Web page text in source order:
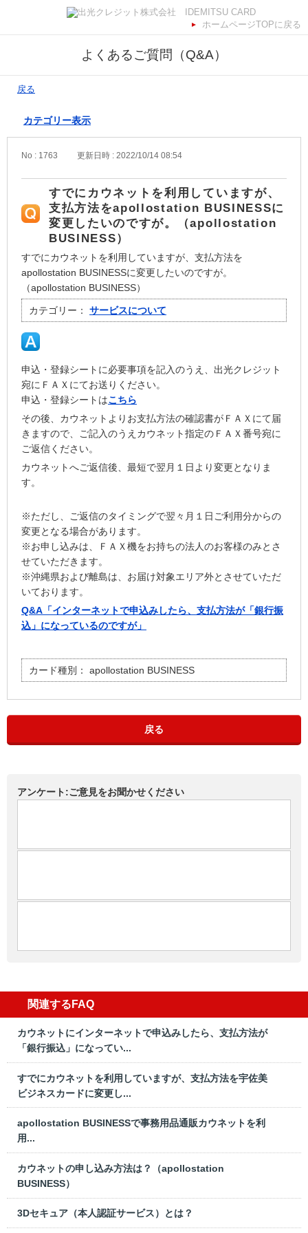
ホームページTOPに戻る
よくあるご質問（Q&A）
戻る
カテゴリー表示
No : 1763 更新日時 : 2022/10/14 08:54
すでにカウネットを利用していますが、
支払方法をapollostation BUSINESSに
変更したいのですが。（apollostation
BUSINESS）
すでにカウネットを利用していますが、支払方法を
apollostation BUSINESSに変更したいのですが。
（apollostation BUSINESS）
カテゴリー： サービスについて
申込・登録シートに必要事項を記入のうえ、出光クレジット
宛にＦＡＸにてお送りください。
申込・登録シートはこちら
その後、カウネットよりお支払方法の確認書がＦＡＸにて届
きますので、ご記入のうえカウネット指定のＦＡＸ番号宛に
ご返信ください。
カウネットへご返信後、最短で翌月１日より変更となりま
す。
※ただし、ご返信のタイミングで翌々月１日ご利用分からの
変更となる場合があります。
※お申し込みは、ＦＡＸ機をお持ちの法人のお客様のみとさ
せていただきます。
※沖縄県および離島は、お届け対象エリア外とさせていただ
いております。
Q&A「インターネットで申込みしたら、支払方法が「銀行振
込」になっているのですが」
カード種別： apollostation BUSINESS
戻る
アンケート:ご意見をお聞かせください
関連するFAQ
カウネットにインターネットで申込みしたら、支払方法が
「銀行振込」になってい...
すでにカウネットを利用していますが、支払方法を宇佐美
ビジネスカードに変更し...
apollostation BUSINESSで事務用品通販カウネットを利
用...
カウネットの申し込み方法は？（apollostation
BUSINESS）
3Dセキュア（本人認証サービス）とは？